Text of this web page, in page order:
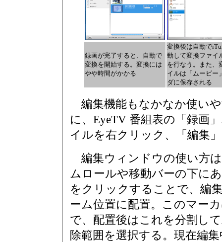
録画が完了すると、自動で
変換を開始する。変換には
やや時間がかかる
変換後は自動で
動して変換ファイ
を行なう。また、
イルは「ムービー
ダに保存される
編集機能もなかなか使い
に、EyeTV 番組表の「録画
イルを右クリック、「編集
編集ウィンドウの使い方
ムロールや移動バーの下に
をクリックすることで、編
ーム位置に配置。このマー
で、配置後はこれを分割し
除範囲を選択する。現在編